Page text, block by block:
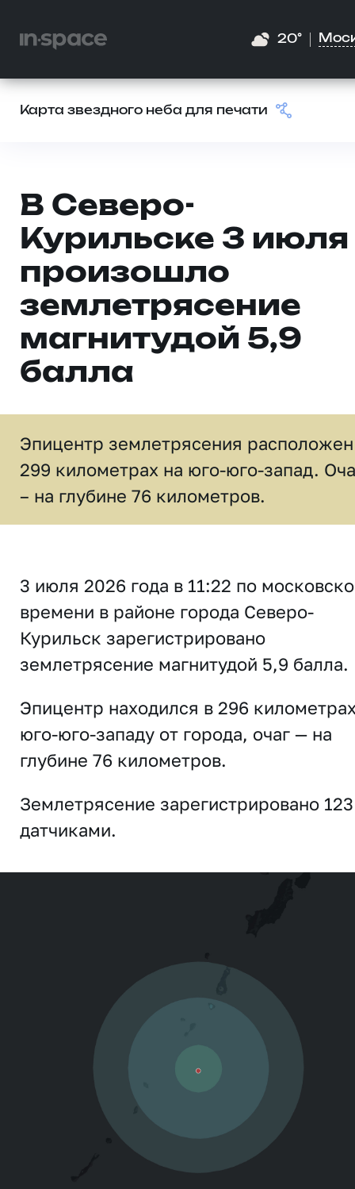
20°
Карта звездного неба для печати
В Северо-
Курильске 3 июля
произошло
землетрясение
магнитудой 5,9
балла
Эпицентр землетрясения
299 километрах на юго-юго-запад.
– на глубине 76 километров.
3 июля 2026 года в 11:22 по
времени в районе города Северо-
Курильск зарегистрировано
землетрясение магнитудой 5,9 балла.
Эпицентр находился в 296
юго-юго-западу от города, очаг — на
глубине 76 километров.
Землетрясение зарегистрировано 123
датчиками.